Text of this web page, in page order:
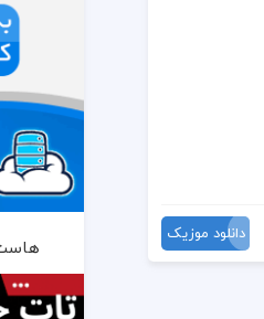
دانلود موزیک